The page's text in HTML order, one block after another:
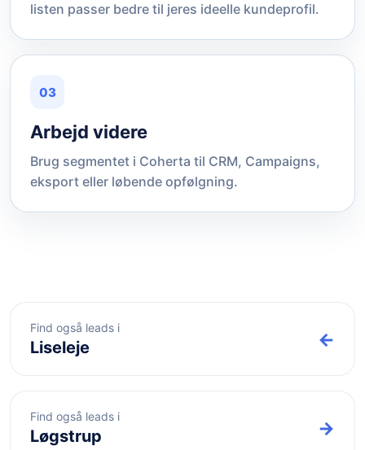
listen passer bedre til jeres ideelle kundeprofil.
03
Arbejd videre
Brug segmentet i Coherta til CRM, Campaigns,
eksport eller løbende opfølgning.
Find også leads i
Liseleje ←
Find også leads i
Løgstrup →